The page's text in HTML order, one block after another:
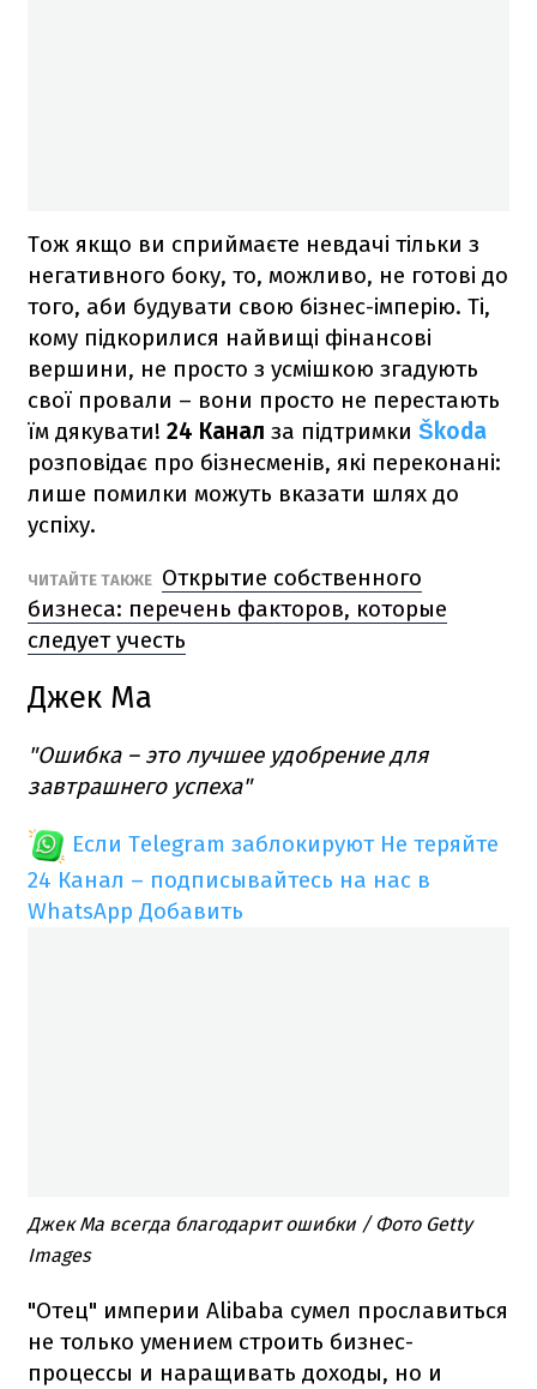
Тож якщо ви сприймаєте невдачі тільки з
негативного боку, то, можливо, не готові до
того, аби будувати свою бізнес-імперію. Ті,
кому підкорилися найвищі фінансові
вершини, не просто з усмішкою згадують
свої провали – вони просто не перестають
їм дякувати! 24 Канал за підтримки Škoda
розповідає про бізнесменів, які переконані:
лише помилки можуть вказати шлях до
успіху.
ЧИТАЙТЕ ТАКЖЕ Открытие собственного
бизнеса: перечень факторов, которые
следует учесть
Джек Ма
"Ошибка – это лучшее удобрение для
завтрашнего успеха"
Если Telegram заблокируют Не теряйте
24 Канал – подписывайтесь на нас в
WhatsApp Добавить
Джек Ма всегда благодарит ошибки​ / Фото Getty
Images
"Отец" империи Alibaba сумел прославиться
не только умением строить бизнес-
процессы и наращивать доходы, но и